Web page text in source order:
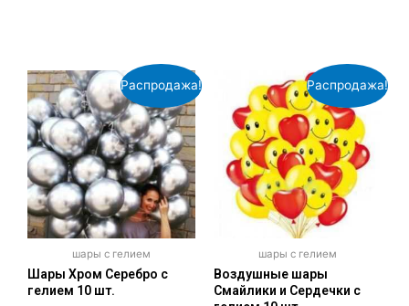
Распродажа!
шары с гелием
Шары Хром Серебро с
гелием 10 шт.
Распродажа!
шары с гелием
Воздушные шары
Смайлики и Сердечки с